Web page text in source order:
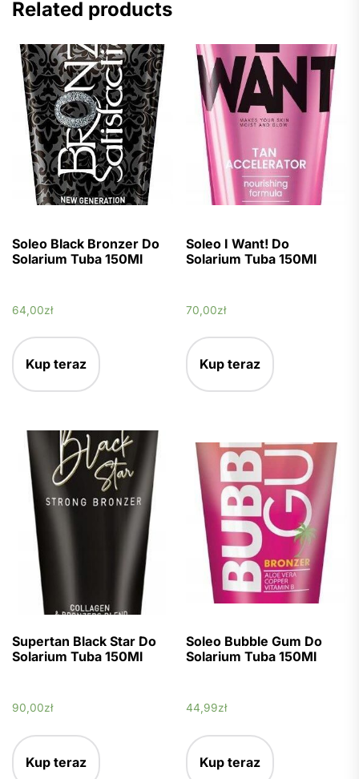
Related products
Soleo Black Bronzer Do
Solarium Tuba 150Ml
64,00zł
Kup teraz
Soleo I Want! Do
Solarium Tuba 150Ml
70,00zł
Kup teraz
Supertan Black Star Do
Solarium Tuba 150Ml
90,00zł
Kup teraz
Soleo Bubble Gum Do
Solarium Tuba 150Ml
44,99zł
Kup teraz